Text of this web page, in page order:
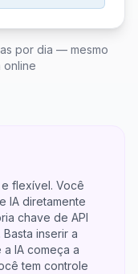
por dia — mesmo
online
flexível. Você
IA diretamente
chave de API
Basta inserir a
IA começa a
tem controle